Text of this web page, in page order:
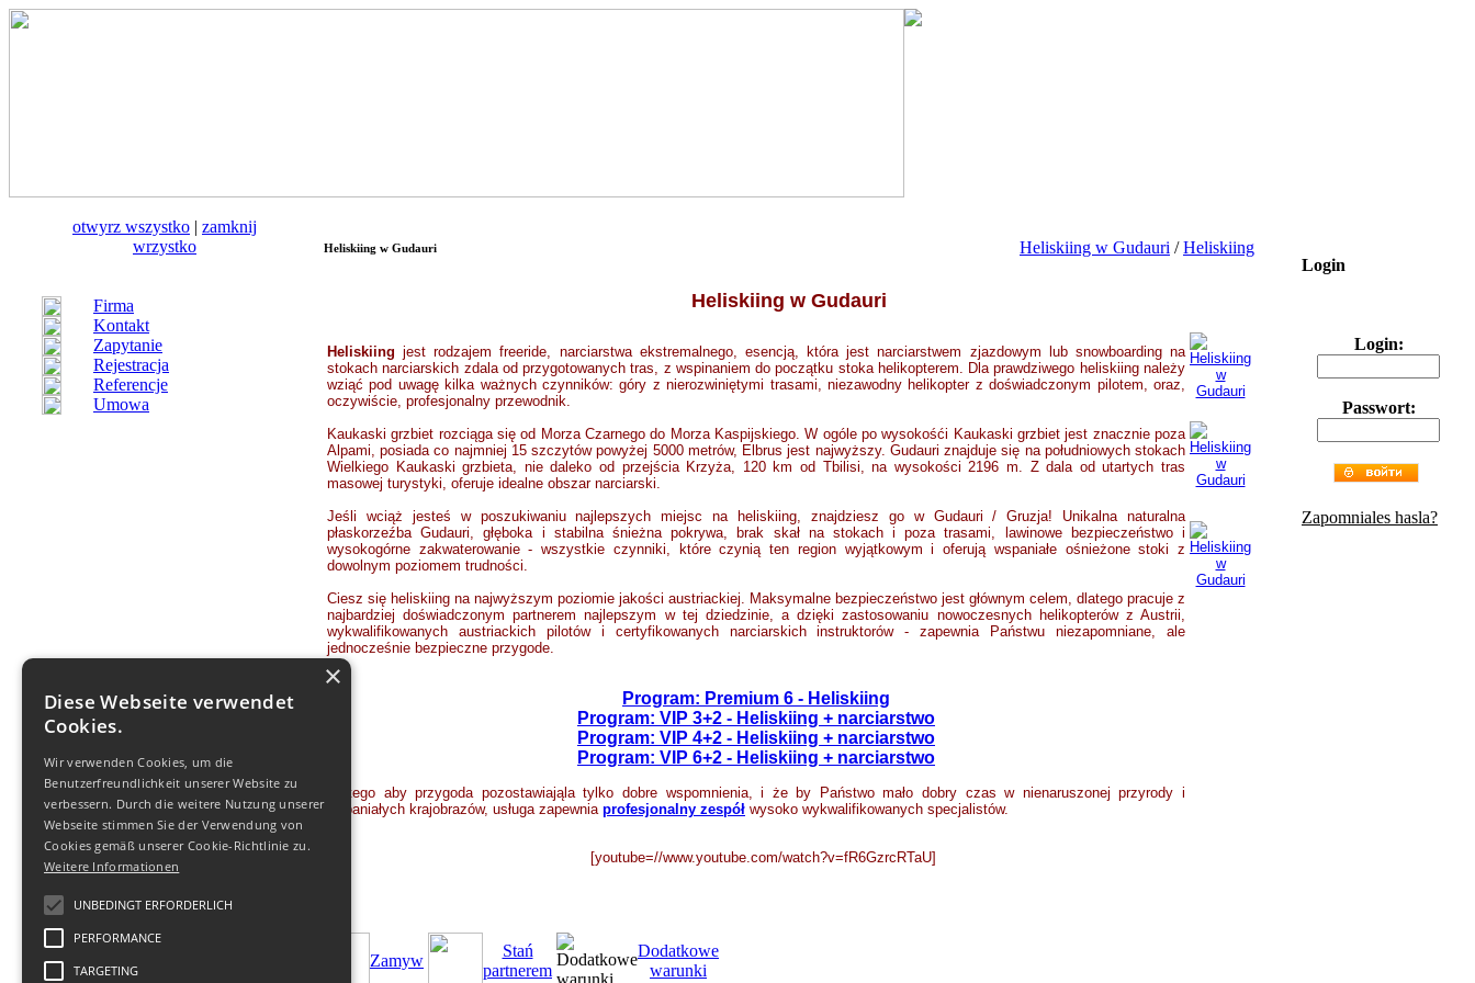
otwуrz wszystko | zamknij
wrzystko
Firma
Kontakt
Zapytanie
Rejestracja
Referencje
Umowa
Heliskiing w Gudauri Heliskiing w Gudauri /Heliskiing
Heliskiing w Gudauri
Heliskiingjestrodzajem freeride, narciarstwa ekstremalnego, esencją, która jest narciarstwem zjazdowym lub snowboarding na
stokach narciarskich zdala od przygotowanych tras, z wspinaniem do początku stoka helikopterem. Dla prawdziwego heliskiing należy
wziąć pod uwagę kilka ważnych czynników: góry znierozwiniętymi trasami, niezawodny helikopter z doświadczonym pilotem, oraz,
oczywiście, profesjonalny przewodnik.
Kaukaski grzbiet rozciąga się od Morza Czarnego do Morza Kaspijskiego. W ogóle po wysokośći Kaukaski grzbiet jest znacznie poza
Alpami, posiada co najmniej 15 szczytów powyżej 5000 metrów, Elbrus jest najwyższy. Gudauri znajduje się na południowych stokach
Wielkiego Kaukaski grzbieta, nie daleko od przejścia Krzyża, 120 km od Tbilisi, na wysokości 2196 m. Z dala od utartych tras
masowej turystyki, oferuje idealne obszar narciarski.
Jeśli wciąż jesteś w poszukiwaniu najlepszych miejsc na heliskiing, znajdziesz go w Gudauri / Gruzja! Unikalna naturalna
płaskorzeźba Gudauri, głęboka i stabilna śnieżna pokrywa,
brak skał na stokach i poza trasami, lawinowe bezpieczeństwo i
wysokogórne zakwaterowanie - wszystkie czynniki, które czynią ten region wyjątkowym i oferują wspaniałe ośnieżone stoki z
dowolnym poziomem trudności.
Ciesz się heliskiing na najwyższym poziomie jakości austriackiej. Maksymalne bezpieczeństwo jest głównym celem, dlatego pracuje z
najbardziej doświadczonym partnerem najlepszym w tej dziedzinie, a dzięki zastosowaniu nowoczesnych helikopterów z Austrii,
wykwalifikowanych austriackich pilotów i certyfikowanych narciarskich instruktorów - zapewnia Państwu niezapomniane, ale
jednocześnie bezpieczne przygode.
Program: Premium 6 - Heliskiing
Program: VIP 3+2 - Heliskiing + narciarstwo
Program: VIP 4+2 - Heliskiing + narciarstwo
Program: VIP 6+2 - Heliskiing + narciarstwo
Dlatego aby przygoda pozostawiająla tylko dobre wspomnienia, i że by Państwo mało dobry czas w nienaruszonej przyrody i
wspaniałych krajobrazów, usługa zapewnia profesjonalny zespół wysoko wykwalifikowanych specjalistów.
[youtube=//www.youtube.com/watch?v=fR6GzrcRTaU]
Zamуw
Stań
partnerem
Dodatkowe
warunki
Login
Login:
Passwort:
Zapomniales hasla?
×
Diese Webseite verwendet
Cookies.
Wir verwenden Cookies, um die
Benutzerfreundlichkeit unserer Website zu
verbessern. Durch die weitere Nutzung unserer
Webseite stimmen Sie der Verwendung von
Cookies gemäß unserer Cookie-Richtlinie zu.
Weitere Informationen
UNBEDINGT ERFORDERLICH
PERFORMANCE
TARGETING